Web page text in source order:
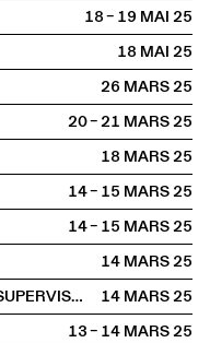
18 – 19 MAI2025
18 MAI2025
26 MARS2025
20 – 21 MARS2025
18 MARS2025
14 – 15 MARS2025
14 – 15 MARS2025
14 MARS2025
PETER KERNEL + ONE SENTENCE. SUPERVISOR
14 MARS2025
13 – 14 MARS2025